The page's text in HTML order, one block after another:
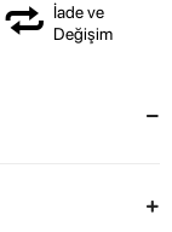
İade ve
Değişim